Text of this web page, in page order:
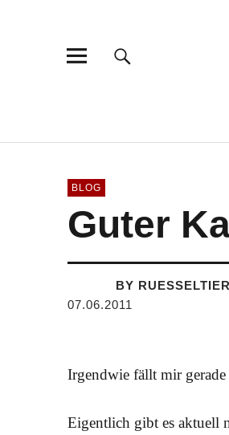
BLOG
Guter
BY RUESSELTIER
07.06.2011
Irgendwie fällt mir
Eigentlich gibt es aktuell